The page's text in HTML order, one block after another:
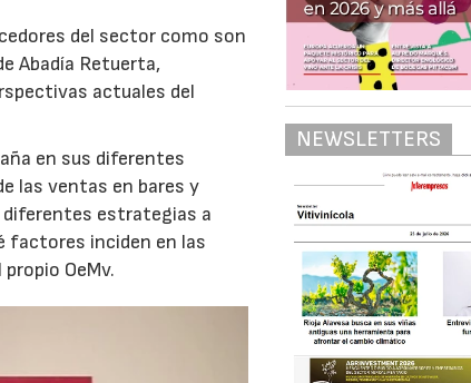
del sector como son
Abadía Retuerta,
actuales del
en sus diferentes
las ventas en bares y
estrategias a
factores inciden en las
OeMv.
NEWSLETTERS